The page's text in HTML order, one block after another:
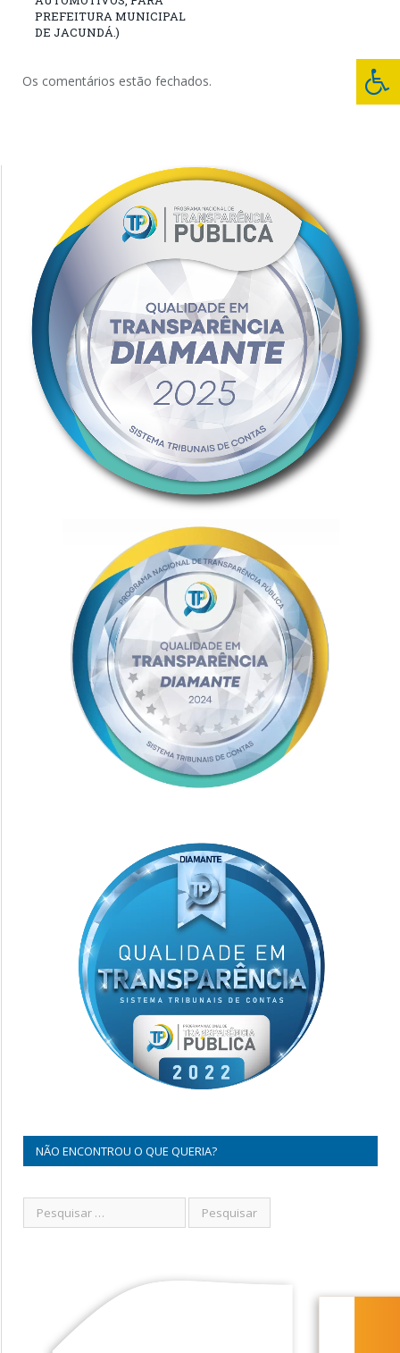
PREFEITURA MUNICIPAL
DE JACUNDÁ.)
Os comentários estão fechados.
NÃO ENCONTROU O QUE QUERIA?